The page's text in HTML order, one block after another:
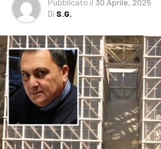
Pubblicato il 30 Aprile, 2025
Di S.G.